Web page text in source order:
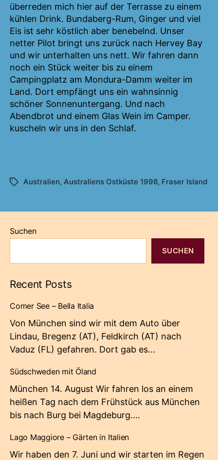
überreden mich hier auf der Terrasse zu einem
kühlen Drink. Bundaberg-Rum, Ginger und viel
Eis ist sehr köstlich aber benebelnd. Unser
netter Pilot bringt uns zurück nach Hervey Bay
und wir unterhalten uns nett. Wir fahren dann
noch ein Stück weiter bis zu einem
Campingplatz am Mondura-Damm weiter im
Land. Dort empfängt uns ein wahnsinnig
schöner Sonnenuntergang. Und nach
Abendbrot und einem Glas Wein im Camper.
kuscheln wir uns in den Schlaf.
Schlagwörter
Australien, Australiens Ostküste 1998, Fraser Island
Suchen
SUCHEN
Recent Posts
Comer See – Bella Italia
Von München sind wir mit dem Auto über
Lindau, Bregenz (AT), Feldkirch (AT) nach
Vaduz (FL) gefahren. Dort gab es…
Südschweden mit Öland
München 14. August Wir fahren los an einem
heißen Tag nach dem Frühstück aus München
bis nach Burg bei Magdeburg.…
Lago Maggiore – Gärten in Italien
Wir haben den 7. Juni und wir starten im Regen